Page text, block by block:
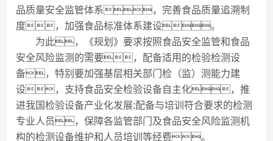
品质量安全监管体系，完善食品质量追溯制
度，加强食品标准体系建设。
为此，《规划》要求按照食品安全监管和食品
安全风险监测的需要，配备适用的检验检测设
备，特别要加强基层相关部门检（监）测能力建
设，支持食品安全检验设备自主化，推
进我国检验设备产业化发展;配备与培训符合要求的检测
专业人员，保障各监管部门及食品安全风险监测机
构的检测设备维护和人员培训等经费。